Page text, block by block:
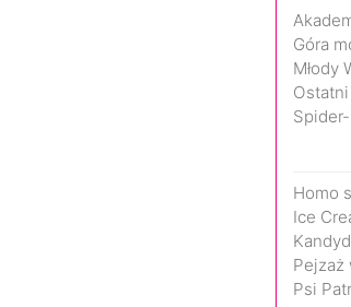
Góra
Młody
Homo
Ice
Pejzaż
Psi